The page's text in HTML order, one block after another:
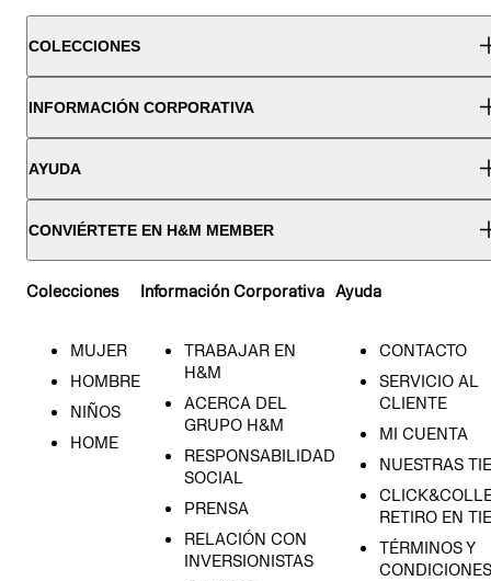
COLECCIONES
INFORMACIÓN CORPORATIVA
AYUDA
CONVIÉRTETE EN H&M MEMBER
Colecciones
MUJER
HOMBRE
NIÑOS
HOME
Información Corporativa
TRABAJAR EN
H&M
ACERCA DEL
GRUPO H&M
RESPONSABILIDAD
SOCIAL
PRENSA
RELACIÓN CON
INVERSIONISTAS
Ayuda
CONTACTO
SERVICIO AL
CLIENTE
MI CUENTA
NUESTRAS
RETIRO EN
TÉRMINOS Y
CONDICIONES